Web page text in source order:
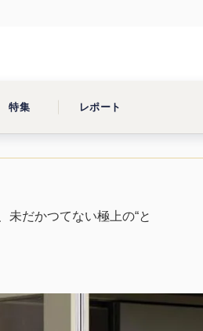
特集 レポート
未だかつてない極上の“と